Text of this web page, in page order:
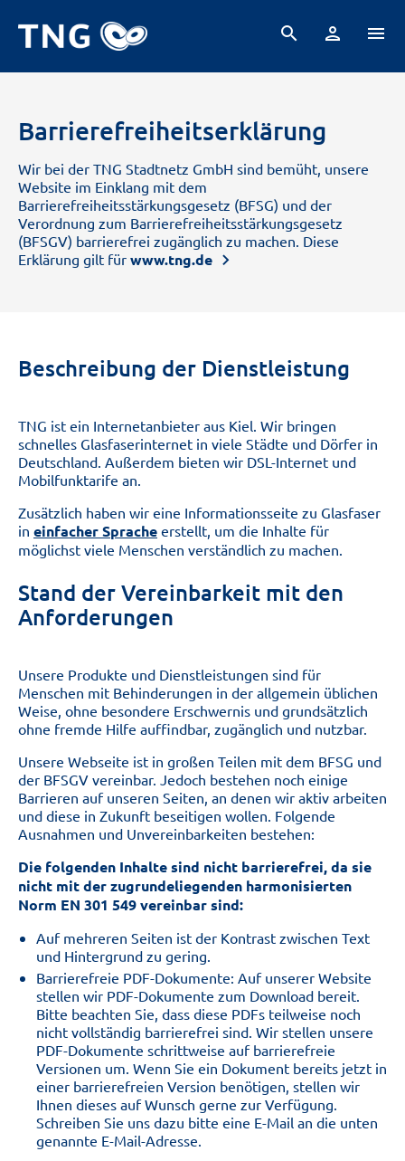
search person menu
Barrierefreiheitserklärung
Wir bei der TNG Stadtnetz GmbH sind bemüht, unsere
Website im Einklang mit dem
Barrierefreiheitsstärkungsgesetz (BFSG) und der
Verordnung zum Barrierefreiheitsstärkungsgesetz
(BFSGV) barrierefrei zugänglich zu machen. Diese
Erklärung gilt für www.tng.de
Beschreibung der Dienstleistung
TNG ist ein Internetanbieter aus Kiel. Wir bringen
schnelles Glasfaserinternet in viele Städte und Dörfer in
Deutschland. Außerdem bieten wir DSL-Internet und
Mobilfunktarife an.
Zusätzlich haben wir eine Informationsseite zu Glasfaser
in einfacher Sprache erstellt, um die Inhalte für
möglichst viele Menschen verständlich zu machen.
Stand der Vereinbarkeit mit den
Anforderungen
Unsere Produkte und Dienstleistungen sind für
Menschen mit Behinderungen in der allgemein üblichen
Weise, ohne besondere Erschwernis und grundsätzlich
ohne fremde Hilfe auffindbar, zugänglich und nutzbar.
Unsere Webseite ist in großen Teilen mit dem BFSG und
der BFSGV vereinbar. Jedoch bestehen noch einige
Barrieren auf unseren Seiten, an denen wir aktiv arbeiten
und diese in Zukunft beseitigen wollen. Folgende
Ausnahmen und Unvereinbarkeiten bestehen:
Die folgenden Inhalte sind nicht barrierefrei, da sie
nicht mit der zugrundeliegenden harmonisierten
Norm EN 301 549 vereinbar sind:
Auf mehreren Seiten ist der Kontrast zwischen Text
und Hintergrund zu gering.
Barrierefreie PDF-Dokumente: Auf unserer Website
stellen wir PDF-Dokumente zum Download bereit.
Bitte beachten Sie, dass diese PDFs teilweise noch
nicht vollständig barrierefrei sind. Wir stellen unsere
PDF-Dokumente schrittweise auf barrierefreie
Versionen um. Wenn Sie ein Dokument bereits jetzt in
einer barrierefreien Version benötigen, stellen wir
Ihnen dieses auf Wunsch gerne zur Verfügung.
Schreiben Sie uns dazu bitte eine E-Mail an die unten
genannte E-Mail-Adresse.